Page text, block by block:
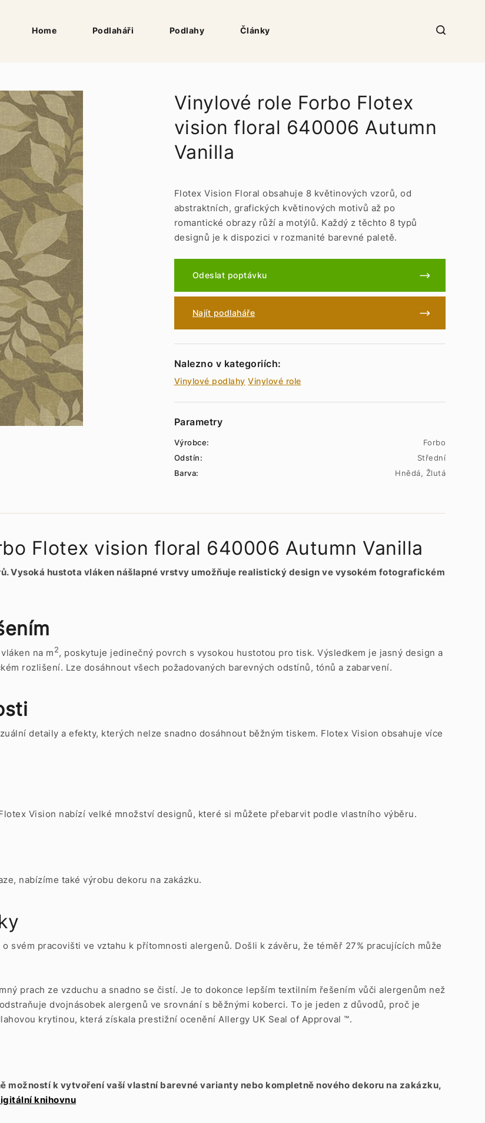
Home Podlaháři Podlahy Články
Vinylové role Forbo Flotex
vision floral 640006 Autumn
Vanilla
Flotex Vision Floral obsahuje 8 květinových vzorů, od
abstraktních, grafických květinových motivů až po
romantické obrazy růží a motýlů. Každý z těchto 8 typů
designů je k dispozici v rozmanité barevné paletě.
Odeslat poptávku
Najít podlaháře
Nalezno v kategoriích:
Vinylové podlahy Vinylové role
Parametry
Výrobce:
Forbo
Odstín:
Střední
Barva:
Hnědá, Žlutá
Flotex vision floral 640006 Autumn Vanilla
Vysoká hustota vláken nášlapné vrstvy umožňuje realistický design ve vysokém fotografickém
na m 2, poskytuje jedinečný povrch s vysokou hustotou pro tisk. Výsledkem je jasný design a
rozlišení. Lze dosáhnout všech požadovaných barevných odstínů, tónů a zabarvení.
detaily a efekty, kterých nelze snadno dosáhnout běžným tiskem. Flotex Vision obsahuje více
Vision nabízí velké množství designů, které si můžete přebarvit podle vlastního výběru.
nabízíme také výrobu dekoru na zakázku.
svém pracovišti ve vztahu k přítomnosti alergenů. Došli k závěru, že téměř 27% pracujících může
prach ze vzduchu a snadno se čistí. Je to dokonce lepším textilním řešením vůči alergenům než
dvojnásobek alergenů ve srovnání s běžnými koberci. To je jeden z důvodů, proč je
krytinou, která získala prestižní ocenění Allergy UK Seal of Approval ™.
k vytvoření vaší vlastní barevné varianty nebo kompletně nového dekoru na zakázku,
knihovnu